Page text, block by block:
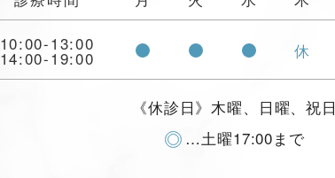
10:00-13:00
14:00-19:00 休
《休診日》木曜、日曜、祝日
…土曜17:00まで